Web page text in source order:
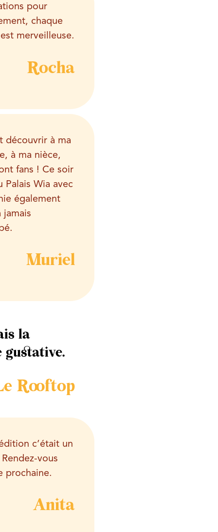
pour
chaque
merveilleuse.
Rocha
découvrir à ma
à ma nièce,
fans ! Ce soir
Palais Wia avec
également
jamais
Muriel
la
gustative.
Rooftop
c’était un
vous
prochaine.
Anita